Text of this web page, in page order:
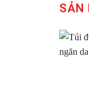
SẢN